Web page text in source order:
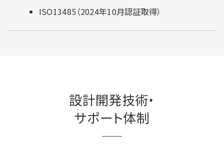
ISO13485（2024年10月認証取得）
設計開発技術・
サポート体制